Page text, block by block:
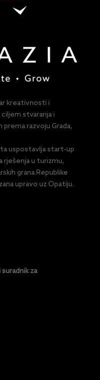
kreativnosti i
stvaranja i
razvoju Grada,
uspostavlja start-up
rješenja u turizmu,
grana Republike
upravo uz Opatiju.
za